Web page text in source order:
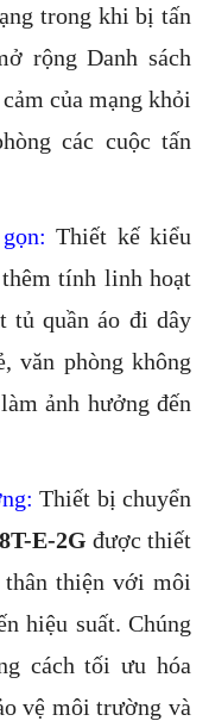
trong khi bị tấn
rộng Danh sách
của mạng khỏi
các cuộc tấn
Thiết kế kiểu
tính linh hoạt
tủ quần áo đi dây
văn phòng không
ảnh hưởng đến
Thiết bị chuyển
E-2G được thiết
thiện với môi
hiệu suất. Chúng
cách tối ưu hóa
vệ môi trường và